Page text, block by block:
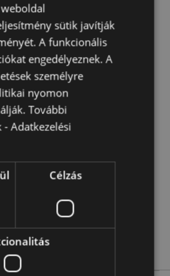
Nem
Karácsony
14cm Vastagság 11cm
sütik javítják
A funkcionális
engedélyeznek. A
személyre
nyomon
További
-Adatkezelési
Célzás